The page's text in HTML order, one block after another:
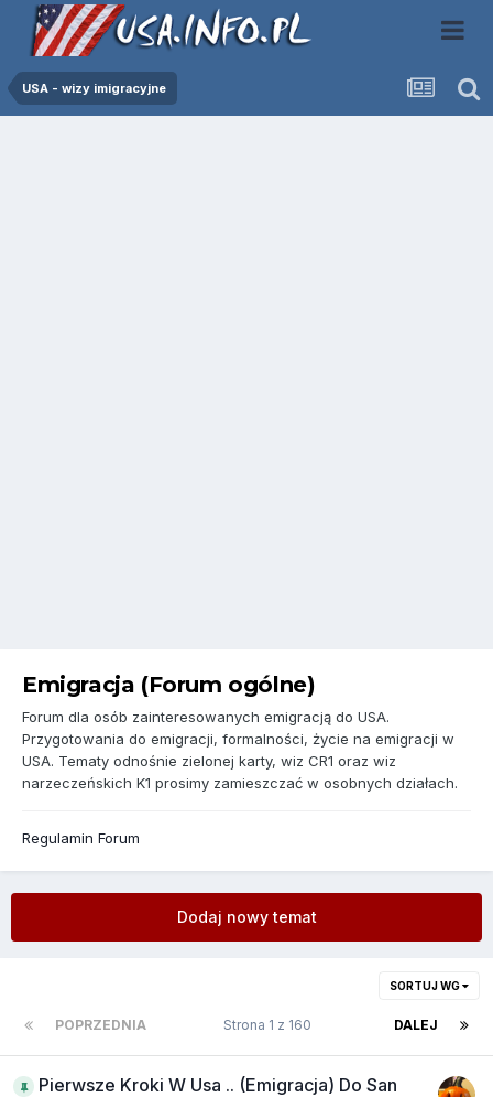
USA - wizy imigracyjne
Emigracja (Forum ogólne)
Forum dla osób zainteresowanych emigracją do USA.
Przygotowania do emigracji, formalności, życie na emigracji w
USA. Tematy odnośnie zielonej karty, wiz CR1 oraz wiz
narzeczeńskich K1 prosimy zamieszczać w osobnych działach.
Regulamin Forum
Dodaj nowy temat
SORTUJ WG
POPRZEDNIA DALEJ
Strona 1 z 160
Pierwsze Kroki W Usa .. (Emigracja) Do San